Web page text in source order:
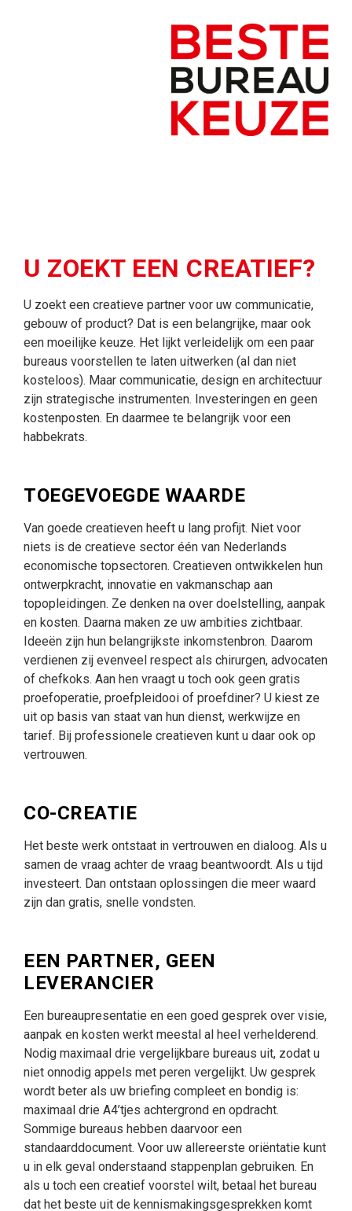
U ZOEKT EEN CREATIEF?
U zoekt een creatieve partner voor uw communicatie,
gebouw of product? Dat is een belangrijke, maar ook
een moeilijke keuze. Het lijkt verleidelijk om een paar
bureaus voorstellen te laten uitwerken (al dan niet
kosteloos). Maar communicatie, design en architectuur
zijn strategische instrumenten. Investeringen en geen
kostenposten. En daarmee te belangrijk voor een
habbekrats.
TOEGEVOEGDE WAARDE
Van goede creatieven heeft u lang profijt. Niet voor
niets is de creatieve sector één van Nederlands
economische topsectoren. Creatieven ontwikkelen hun
ontwerpkracht, innovatie en vakmanschap aan
topopleidingen. Ze denken na over doelstelling, aanpak
en kosten. Daarna maken ze uw ambities zichtbaar.
Ideeën zijn hun belangrijkste inkomstenbron. Daarom
verdienen zij evenveel respect als chirurgen, advocaten
of chefkoks. Aan hen vraagt u toch ook geen gratis
proefoperatie, proefpleidooi of proefdiner? U kiest ze
uit op basis van staat van hun dienst, werkwijze en
tarief. Bij professionele creatieven kunt u daar ook op
vertrouwen.
CO-CREATIE
Het beste werk ontstaat in vertrouwen en dialoog. Als u
samen de vraag achter de vraag beantwoordt. Als u tijd
investeert. Dan ontstaan oplossingen die meer waard
zijn dan gratis, snelle vondsten.
EEN PARTNER, GEEN
LEVERANCIER
Een bureaupresentatie en een goed gesprek over visie,
aanpak en kosten werkt meestal al heel verhelderend.
Nodig maximaal drie vergelijkbare bureaus uit, zodat u
niet onnodig appels met peren vergelijkt. Uw gesprek
wordt beter als uw briefing compleet en bondig is:
maximaal drie A4’tjes achtergrond en opdracht.
Sommige bureaus hebben daarvoor een
standaarddocument. Voor uw allereerste oriëntatie kunt
u in elk geval onderstaand stappenplan gebruiken. En
als u toch een creatief voorstel wilt, betaal het bureau
dat het beste uit de kennismakingsgesprekken komt